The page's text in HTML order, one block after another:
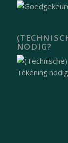
NODIG?